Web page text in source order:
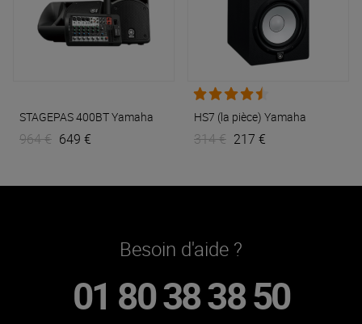
STAGEPAS 400BTYamaha
964 € 649 €
HS7 (la pièce) Yamaha
314 € 217 €
Besoin d'aide ?
01 80 38 38 50